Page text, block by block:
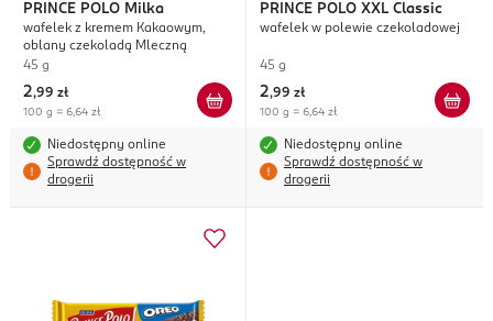
PRINCE POLO Milka
wafelek z kremem Kakaowym,
oblany czekoladą Mleczną
45 g
2,99 zł
100 g = 6,64 zł
Niedostępny online
Sprawdź dostępność w
drogerii
PRINCE POLO XXL Classic
wafelek w polewie czekoladowej
45 g
2,99 zł
100 g = 6,64 zł
Niedostępny online
Sprawdź dostępność w
drogerii